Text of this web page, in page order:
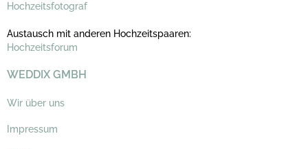
Hochzeitsfotograf
Austausch mit anderen Hochzeitspaaren:
Hochzeitsforum
WEDDIX GMBH
Wir über uns
Impressum